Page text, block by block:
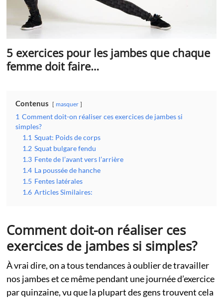
5 exercices pour les jambes que chaque
femme doit faire…
Contenus masquer
1 Comment doit-on réaliser ces exercices de jambes si
simples?
1.1 Squat: Poids de corps
1.2 Squat bulgare fendu
1.3 Fente de l’avant vers l’arrière
1.4 La poussée de hanche
1.5 Fentes latérales
1.6 Articles Similaires:
Comment doit-on réaliser ces
exercices de jambes si simples?
À vrai dire, on a tous tendances à oublier de travailler
nos jambes et ce même pendant une journée d’exercice
par quinzaine, vu que la plupart des gens trouvent cela